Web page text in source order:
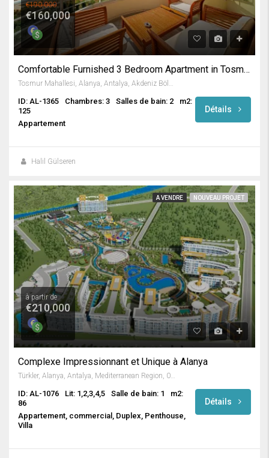
€190,000
€160,000
Comfortable Furnished 3 Bedroom Apartment in Tosmur / Alanya
Tosmur Mahallesi, Alanya, Antalya, Akdeniz Bölgesi, Türkiye
ID: AL-1365 Chambres: 3 Salles de bain: 2
m2:
125
Appartement
Détails
Halil Gülseren
A VENDRE NOUVEAU PROJET
à partir de
€210,000
Complexe Impressionnant et Unique à Alanya
ID: AL-1076 Lit: 1,2,3,4,5 Salle de bain: 1
m2:
86
Appartement, commercial, Duplex, Penthouse,
Villa
Détails